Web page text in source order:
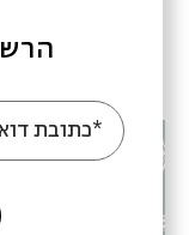
*כתובת